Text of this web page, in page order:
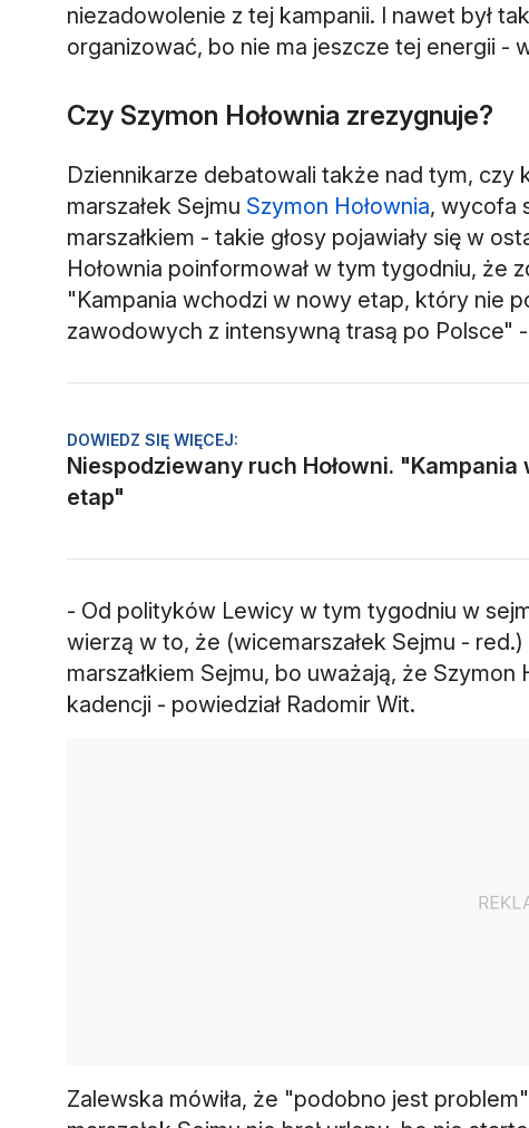
niezadowolenie z tej kampanii. I nawet był
organizować, bo nie ma jeszcze tej energii -
Czy Szymon Hołownia zrezygnuje?
Dziennikarze debatowali także nad tym, czy
marszałek Sejmu Szymon Hołownia, wycofa
marszałkiem - takie głosy pojawiały się w
Hołownia poinformował w tym tygodniu, że
"Kampania wchodzi w nowy etap, który nie
zawodowych z intensywną trasą po Polsce" -
DOWIEDZ SIĘ WIĘCEJ:
Niespodziewany ruch Hołowni.
etap"
- Od polityków Lewicy w tym tygodniu w
wierzą w to, że (wicemarszałek Sejmu - red.)
marszałkiem Sejmu, bo uważają, że
kadencji - powiedział Radomir Wit.
Zalewska mówiła, że "podobno jest